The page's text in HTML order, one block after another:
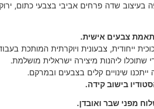
בעיצוב שדה פרחים אביבי בצבעי כתום,
צבעים אישית.
ייחודית, צבעונית ויוקרתית המותכת
שתוכלו ליהנות מיצירה ישראלית מושלמת.
שינויים קלים בצבעים ובמרקם.
בישוב קידה.
מפני שבר ואובדן.